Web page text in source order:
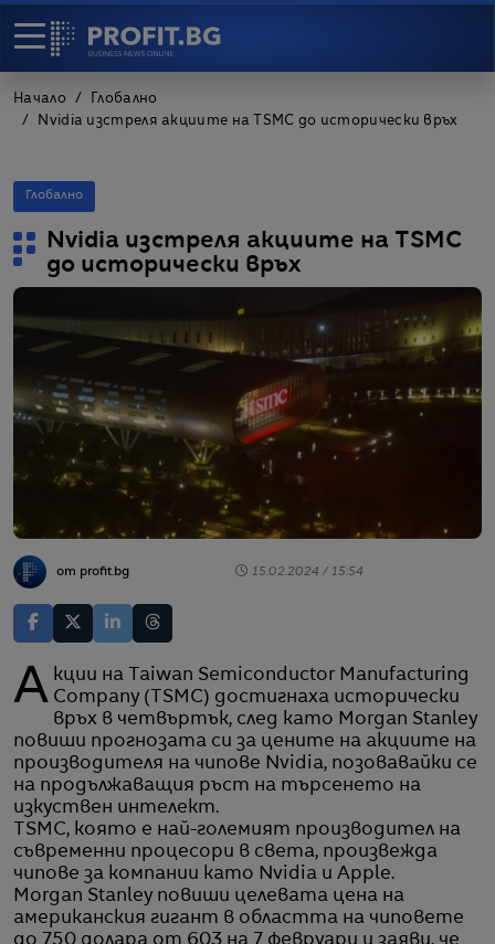
Начало
Глобално
Nvidia изстреля акциите на TSMC до исторически връх
Глобално
Nvidia изстреля акциите на TSMC
до исторически връх
от profit.bg 15.02.2024 / 15:54
Акции на Taiwan Semiconductor Manufacturing Company (TSMC) достигнаха исторически
връх в четвъртък, след като Morgan Stanley
повиши прогнозата си за цените на акциите на
производителя на чипове Nvidia, позовавайки се
на продължаващия ръст на търсенето на
изкуствен интелект.
TSMC, която е най-големият производител на
съвременни процесори в света, произвежда
чипове за компании като Nvidia и Apple.
Morgan Stanley повиши целевата цена на
американския гигант в областта на чиповете